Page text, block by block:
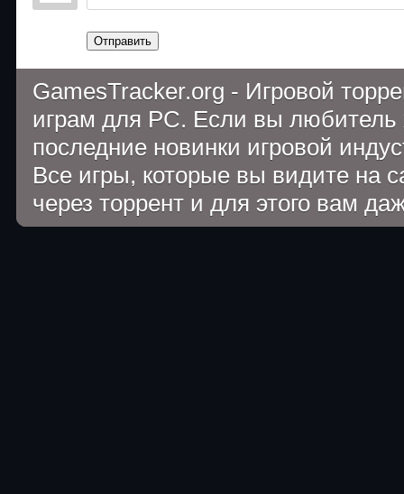
Отправить
GamesTracker.org - Игровой
играм для PC. Если вы
последние новинки игровой
Все игры, которые вы видите на
через торрент и для этого вам